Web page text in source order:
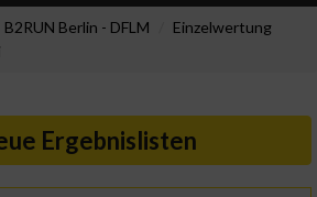
B2RUN Berlin - DFLM
Einzelwertung
Ergebnislisten